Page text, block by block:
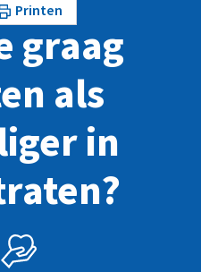
Printen
graag
als
in